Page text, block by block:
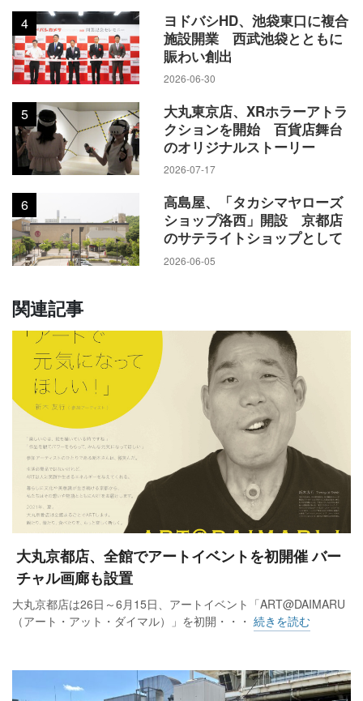
4
ヨドバシHD、池袋東口に複合
施設開業 西武池袋とともに
賑わい創出
2026-06-30
5
大丸東京店、XRホラーアトラ
クションを開始 百貨店舞台
のオリジナルストーリー
2026-07-17
6
高島屋、「タカシマヤローズ
ショップ洛西」開設 京都店
のサテライトショップとして
2026-06-05
関連記事
大丸京都店、全館でアートイベントを初開催 バー
チャル画廊も設置
大丸京都店は26日～6月15日、アートイベント「ART@DAIMARU
（アート・アット・ダイマル）」を初開・・・ 続きを読む